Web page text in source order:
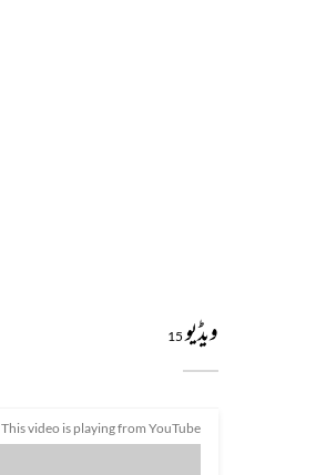
ویڈیو15
This video is playing from YouTube